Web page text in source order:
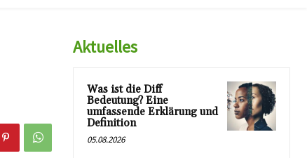
Aktuelles
Was ist die Diff
Bedeutung? Eine
umfassende Erklärung und
Definition
05.08.2026